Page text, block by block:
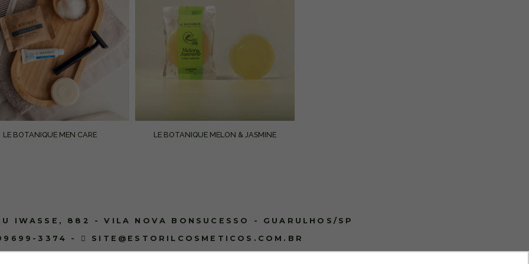
LE BOTANIQUE MEN CARE LE BOTANIQUE MELON & JASMINE
IWASSE, 882 - VILA NOVA BONSUCESSO - GUARULHOS/SP
3374
- SITE@ESTORILCOSMETICOS.COM.BR